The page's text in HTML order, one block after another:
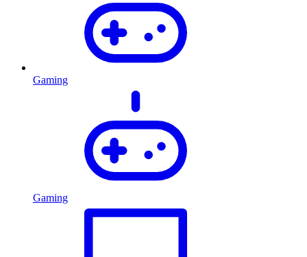
Gaming
Gaming